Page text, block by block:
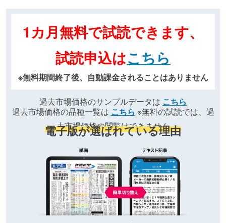
1カ月無料で試読できます、
試読申込はこちら
※無料期間終了後、自動課金されることはありません
過去市場価格のサンプルデータは こちら
過去市場価格の品種一覧は こちら ※無料の試読では、過
去市場価格の閲覧はできません
電子版が選ばれている理由